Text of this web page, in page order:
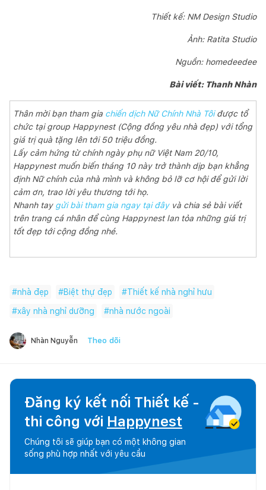
Thiết kế: NM Design Studio
Ảnh: Ratita Studio
Nguồn: homedeedee
Bài viết: Thanh Nhàn
Thân mời bạn tham gia chiến dịch Nữ Chính Nhà Tôiđược tổ
chức tại group Happynest (Cộng đồng yêu nhà đẹp) với tổng
giá trị quà tặng lên tới 50 triệu đồng.
Lấy cảm hứng từ chính ngày phụ nữ Việt Nam 20/10,
Happynest muốn biến tháng 10 này trở thành dịp bạn khẳng
định Nữ chính của nhà mình và không bỏ lỡ cơ hội để gửi lời
cảm ơn, trao lời yêu thương tới họ.
Nhanh tay gửi bài tham gia ngay tại đây và chia sẻ bài viết
trên trang cá nhân để cùng Happynest lan tỏa những giá trị
tốt đẹp tới cộng đồng nhé.
#nhà đẹp #Biệt thự đẹp #Thiết kế nhà nghỉ hưu
#xây nhà nghỉ dưỡng #nhà nước ngoài
Nhàn Nguyễn Theo dõi
Đăng ký kết nối Thiết kế -
thi công với Happynest
Chúng tôi sẽ giúp bạn có một không gian
sống phù hợp nhất với yêu cầu